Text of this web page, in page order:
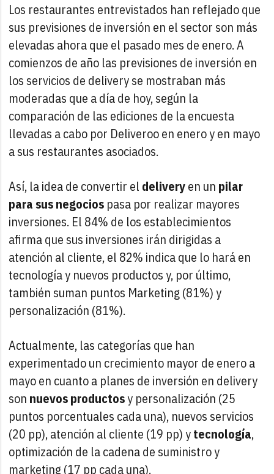
Los restaurantes entrevistados han reflejado que
sus previsiones de inversión en el sector son más
elevadas ahora que el pasado mes de enero. A
comienzos de año las previsiones de inversión en
los servicios de delivery se mostraban más
moderadas que a día de hoy, según la
comparación de las ediciones de la encuesta
llevadas a cabo por Deliveroo en enero y en mayo
a sus restaurantes asociados.
Así, la idea de convertir el deliveryen un pilar
para sus negocios pasa por realizar mayores
inversiones. El 84% de los establecimientos
afirma que sus inversiones irán dirigidas a
atención al cliente, el 82% indica que lo hará en
tecnología y nuevos productos y, por último,
también suman puntos Marketing (81%) y
personalización (81%).
Actualmente, las categorías que han
experimentado un crecimiento mayor de enero a
mayo en cuanto a planes de inversión en delivery
son nuevos productosy personalización (25
puntos porcentuales cada una), nuevos servicios
(20 pp), atención al cliente (19 pp) ytecnología,
optimización de la cadena de suministro y
marketing (17 pp cada una).